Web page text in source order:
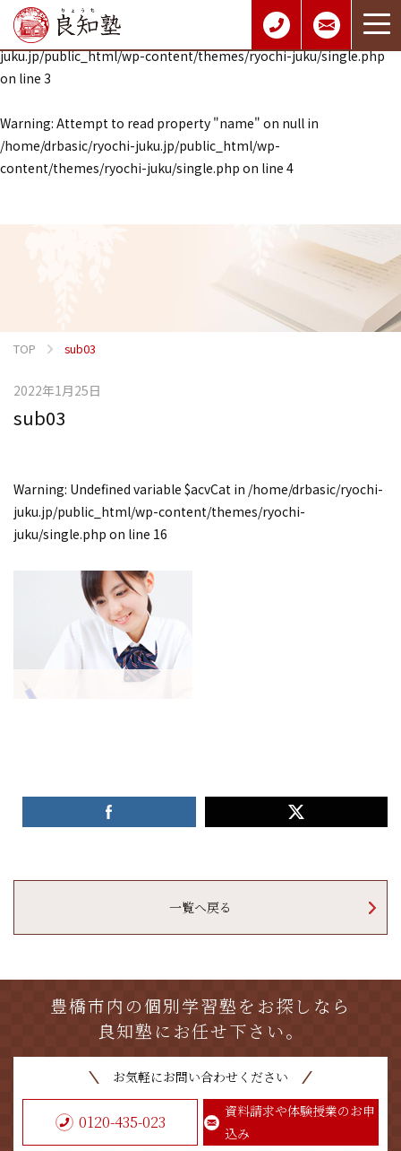
Warning : Undefined array key 0 in
/home/drbasic/ryochi-
juku.jp/public_html/wp-content/themes/ryochi-juku/single.php
on line 3
Warning: Attempt to read property "name" on null in
/home/drbasic/ryochi-juku.jp/public_html/wp-
content/themes/ryochi-juku/single.php on line 4
TOP sub03
2022年1月25日
sub03
Warning: Undefined variable $acvCat in /home/drbasic/ryochi-
juku.jp/public_html/wp-content/themes/ryochi-
juku/single.php on line 16
一覧へ戻る
豊橋市内の個別学習塾をお探しなら
良知塾にお任せ下さい。
お気軽にお問い合わせください
0120-435-023
資料請求や体験授業のお申
込み